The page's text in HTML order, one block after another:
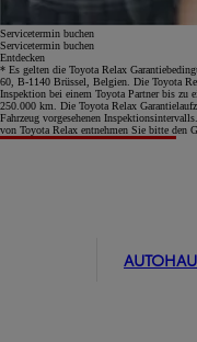
Servicetermin buchen
Servicetermin buchen
Entdecken
* Es gelten die Toyota Relax
60, B-1140 Brüssel, Belgien. Die Toyota
Inspektion bei einem Toyota Partner bis zu
250.000 km. Die Toyota Relax
Fahrzeug vorgesehenen
von Toyota Relax entnehmen Sie bitte den